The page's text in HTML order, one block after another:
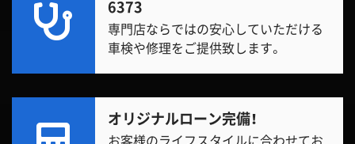
6373
専門店ならではの安心していただける
車検や修理をご提供致します。
オリジナルローン完備！